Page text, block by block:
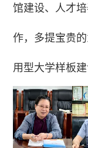
馆建设、人才
作，多提宝贵
用型大学样板